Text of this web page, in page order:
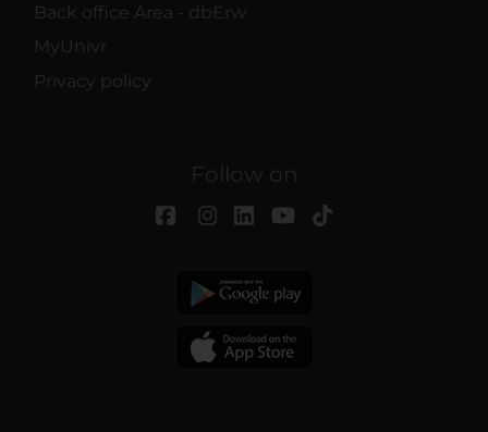
Back office Area - dbErw
MyUnivr
Privacy policy
Follow on